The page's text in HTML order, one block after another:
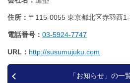
住所 〒115-0055 東京都北区赤羽西
電話番号 03-5924-7747
URL http://susumujuku.com
「お知らせ」の一